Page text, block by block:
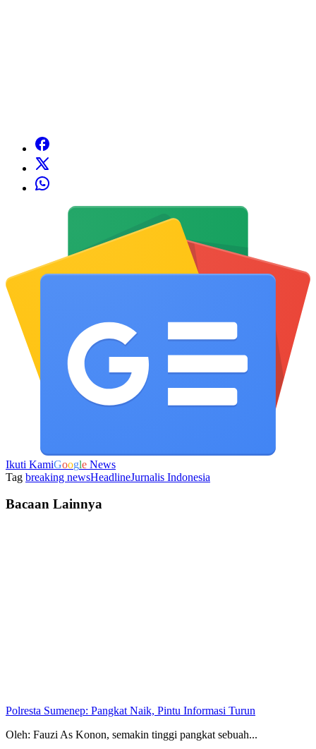
Ikuti KamiGoogle News
Tag breaking newsHeadlineJurnalis Indonesia
Bacaan Lainnya
Polresta Sumenep: Pangkat Naik, Pintu Informasi Turun
Oleh: Fauzi As Konon, semakin tinggi pangkat sebuah...